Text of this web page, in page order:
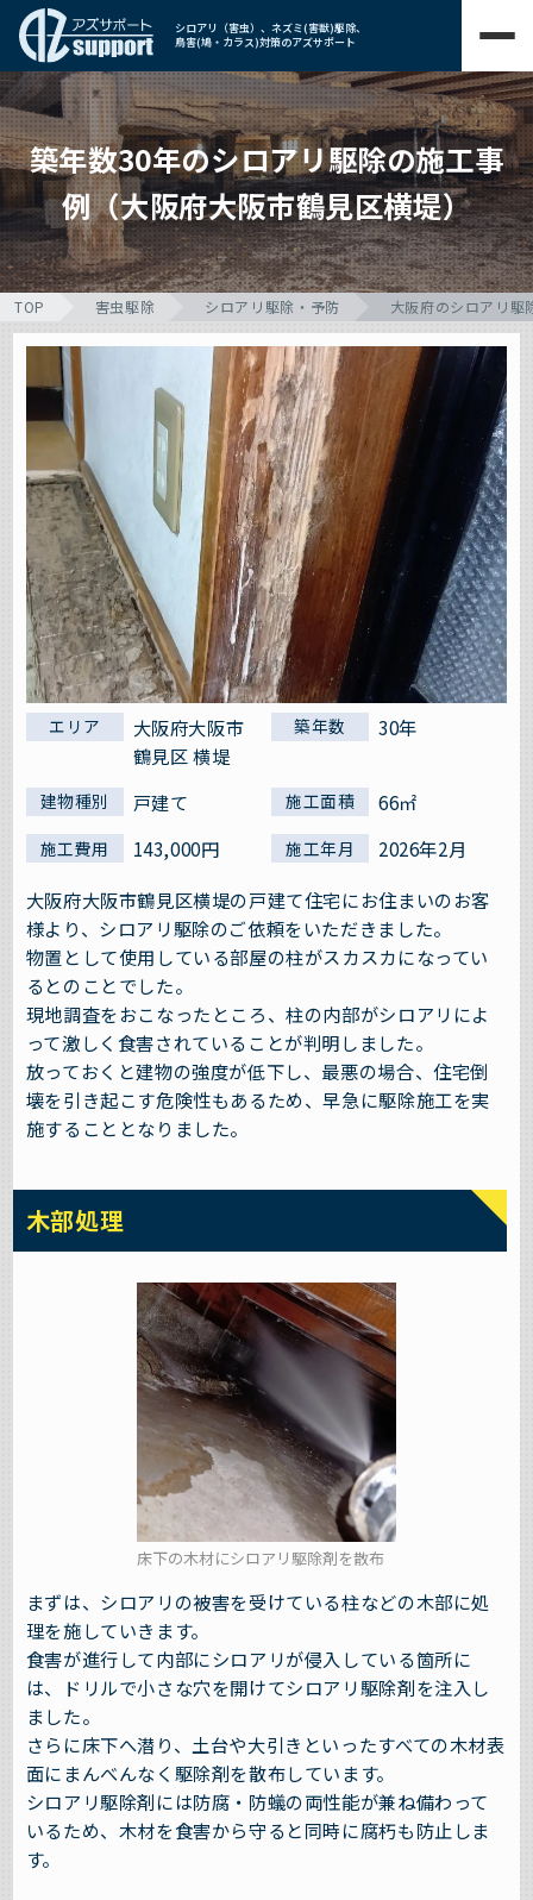
シロアリ（害虫）、ネズミ(害獣)駆除、
鳥害(鳩・カラス)対策のアズサポート
築年数30年のシロアリ駆除の施工事
例（大阪府大阪市鶴見区横堤）
TOP 害虫駆除 シロアリ駆除・予防 大阪府のシロアリ駆
エリア
大阪府大阪市
鶴見区 横堤
築年数 30年
建物種別 戸建て 施工面積 66㎡
施工費用 143,000円 施工年月
2026年2月
大阪府大阪市鶴見区横堤の戸建て住宅にお住まいのお客
様より、シロアリ駆除のご依頼をいただきました。
物置として使用している部屋の柱がスカスカになってい
るとのことでした。
現地調査をおこなったところ、柱の内部がシロアリによ
って激しく食害されていることが判明しました。
放っておくと建物の強度が低下し、最悪の場合、住宅倒
壊を引き起こす危険性もあるため、早急に駆除施工を実
施することとなりました。
木部処理
床下の木材にシロアリ駆除剤を散布
まずは、シロアリの被害を受けている柱などの木部に処
理を施していきます。
食害が進行して内部にシロアリが侵入している箇所に
は、ドリルで小さな穴を開けてシロアリ駆除剤を注入し
ました。
さらに床下へ潜り、土台や大引きといったすべての木材表
面にまんべんなく駆除剤を散布しています。
シロアリ駆除剤には防腐・防蟻の両性能が兼ね備わって
いるため、木材を食害から守ると同時に腐朽も防止しま
す。